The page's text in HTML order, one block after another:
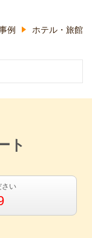
例 ホテル・旅館
ト
さい